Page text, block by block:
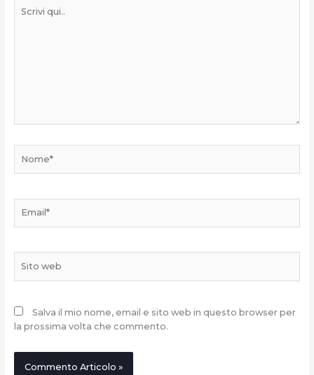
qui..
web
Salva il mio nome, email e sito web in questo browser per
la prossima volta che commento.